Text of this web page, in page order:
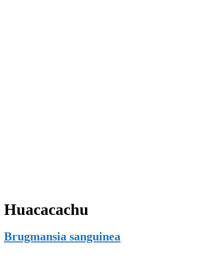
Huacacachu
Brugmansia sanguinea